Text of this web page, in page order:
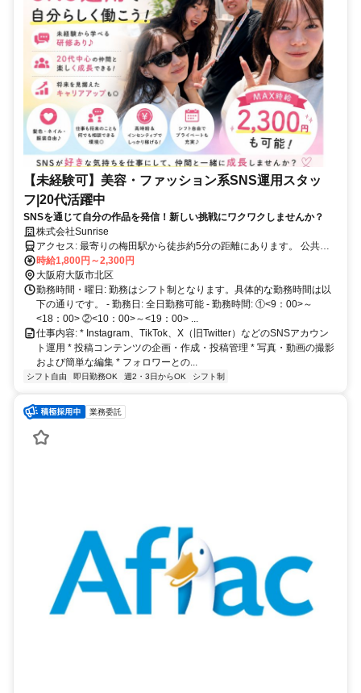
【未経験可】美容・ファッション系SNS運用スタッ
フ|20代活躍中
SNSを通じて自分の作品を発信！新しい挑戦にワクワクしませんか？
株式会社Sunrise
アクセス: 最寄りの梅田駅から徒歩約5分の距離にあります。 公共交
通機関をご利用の場合、バスをご利用いただければ、スムーズに通勤
することができます。 また、自転車での通勤も可能です。通勤に関
する詳細については、お気軽にお問い合わせください。
時給1,800円～2,300円
大阪府大阪市北区
勤務時間・曜日: 勤務はシフト制となります。具体的な勤務時間は以
下の通りです。 - 勤務日: 全日勤務可能 - 勤務時間: ①<9：00>～
<18：00> ②<10：00>～<19：00> ...
仕事内容: * Instagram、TikTok、X（旧Twitter）などのSNSアカウン
ト運用 * 投稿コンテンツの企画・作成・投稿管理 * 写真・動画の撮影
および簡単な編集 * フォロワーとの...
シフト自由 即日勤務OK 週2・3日からOK シフト制
業務委託